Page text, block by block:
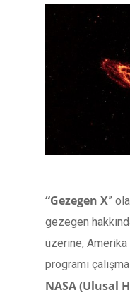
“Gezegen X”
gezegen
üzerine,
programı
NASA (Ulusal